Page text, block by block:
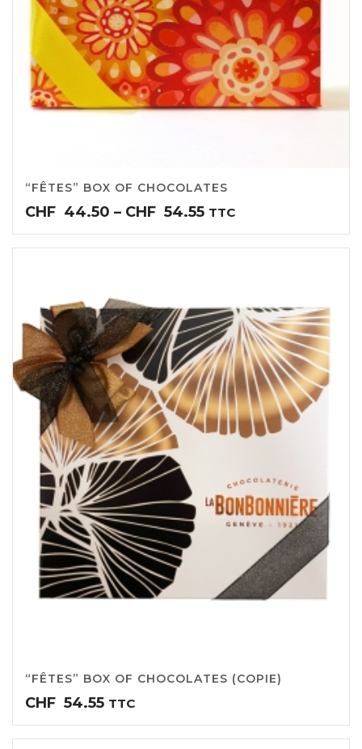
“FÊTES” BOX OF CHOCOLATES
CHF 44.50 – CHF 54.55Price
range:
CHF44.50
TTC
“FÊTES” BOX OF CHOCOLATES (COPIE)
CHF 54.55 TTC